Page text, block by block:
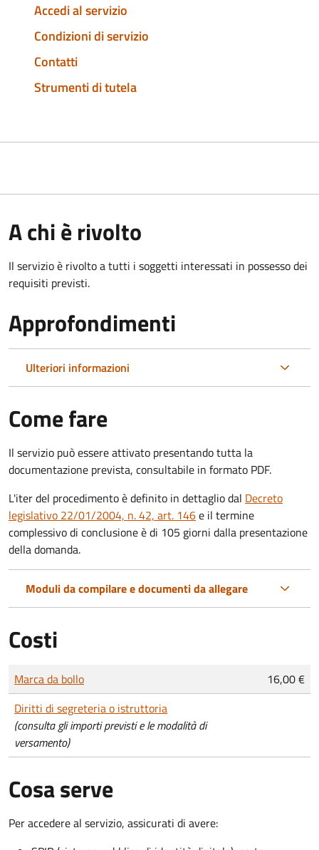
Accedi al servizio
Condizioni di servizio
Contatti
Strumenti di tutela
A chi è rivolto
Il servizio è rivolto a tutti i soggetti interessati in possesso dei
requisiti previsti.
Approfondimenti
Ulteriori informazioni
Come fare
Il servizio può essere attivato presentando tutta la
documentazione prevista, consultabile in formato PDF.
L'iter del procedimento è definito in dettaglio dal Decreto
legislativo 22/01/2004, n. 42, art. 146e il termine
complessivo di conclusione è di 105 giorni dalla presentazione
della domanda.
Moduli da compilare e documenti da allegare
Costi
Tipo di pagamento
Importo
Marca da bollo
16,00 €
Diritti di segreteria o istruttoria
(consulta gli importi previsti e le modalità di
versamento)
Cosa serve
Per accedere al servizio, assicurati di avere: